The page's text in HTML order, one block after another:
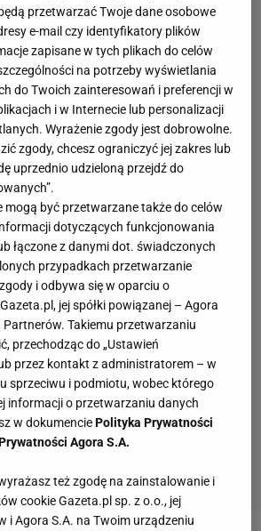
przetwarzać Twoje dane osobowe
e-mail czy identyfikatory plików
zapisane w tych plikach do celów
na potrzeby wyświetlania
do Twoich zainteresowań i preferencji w
i w Internecie lub personalizacji
Wyrażenie zgody jest dobrowolne.
zgody, chcesz ograniczyć jej zakres lub
uprzednio udzieloną przejdź do
mogą być przetwarzane także do celów
dotyczących funkcjonowania
łączone z danymi dot. świadczonych
przypadkach przetwarzanie
i odbywa się w oparciu o
jej spółki powiązanej – Agora
Takiemu przetwarzaniu
przechodząc do „Ustawień
przez kontakt z administratorem – w
sprzeciwu i podmiotu, wobec którego
informacji o przetwarzaniu danych
w dokumenciePolityka Prywatności
Agora S.A.
też zgodę na zainstalowanie i
cookie Gazeta.pl sp. z o.o., jej
i Agora S.A. na Twoim urządzeniu